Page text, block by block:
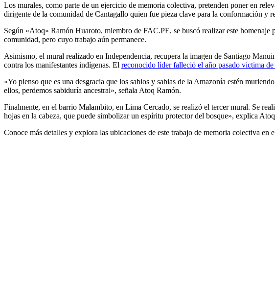
Los murales, como parte de un ejercicio de memoria colectiva, pretenden poner en
dirigente de la comunidad de Cantagallo quien fue pieza clave para la conformación y
Según «Atoq» Ramón Huaroto, miembro de FAC.PE, se buscó realizar este
comunidad, pero cuyo trabajo aún permanece.
Asimismo, el mural realizado en Independencia, recupera la imagen de Santiago
contra los manifestantes indígenas. El reconocido líder falleció el año pasado víctima de
«Yo pienso que es una desgracia que los sabios y sabias de la Amazonía estén
ellos, perdemos sabiduría ancestral», señala Atoq Ramón.
Finalmente, en el barrio Malambito, en Lima Cercado, se realizó el tercer mural. Se
hojas en la cabeza, que puede simbolizar un espíritu protector del bosque», explica
Conoce más detalles y explora las ubicaciones de este trabajo de memoria colectiva en